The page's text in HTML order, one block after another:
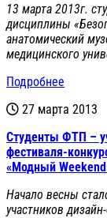
13 марта 2013г.
дисциплины
анатомический
медицинского
Подробнее
27 марта 2013
Студенты ФТП –
фестиваля-
«Модный
Начало весны
участников